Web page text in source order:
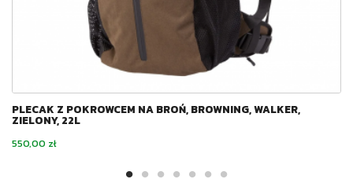
PLECAK Z POKROWCEM NA BROŃ, BROWNING, WALKER,
ZIELONY, 22L
Cena
550,00 zł